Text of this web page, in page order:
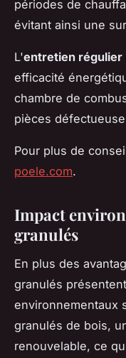
périodes de
évitant ainsi une
L'entretien régulier
efficacité
chambre de
pièces
Pour plus de
poele.com.
Impact
granulés
En plus des
granulés
environnementaux
granulés de bois,
renouvelable, ce